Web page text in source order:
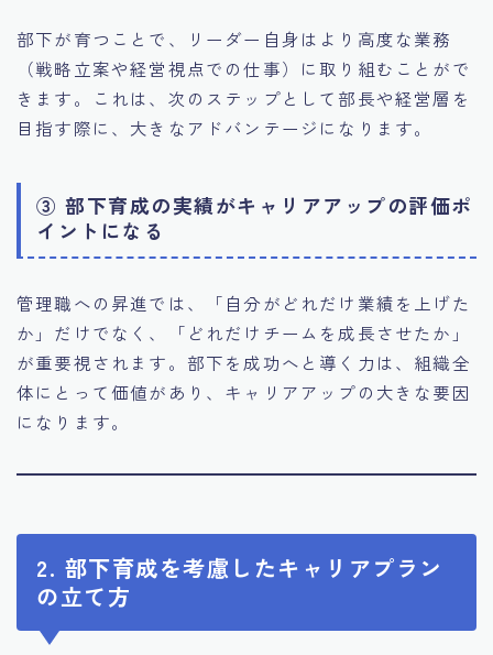
部下が育つことで、リーダー自身はより高度な業務
（戦略立案や経営視点での仕事）に取り組むことがで
きます。これは、次のステップとして部長や経営層を
目指す際に、大きなアドバンテージになります。
③ 部下育成の実績がキャリアアップの評価ポ
イントになる
管理職への昇進では、「自分がどれだけ業績を上げた
か」だけでなく、「どれだけチームを成長させたか」
が重要視されます。部下を成功へと導く力は、組織全
体にとって価値があり、キャリアアップの大きな要因
になります。
2. 部下育成を考慮したキャリアプラン
の立て方